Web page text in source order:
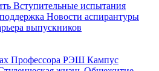
Вступительные испытания
Новости аспирантуры
выпускников
Профессора РЭШ Кампус